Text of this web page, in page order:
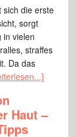
sich die erste
sorgt
in vielen
straffes
Da das
Haut –